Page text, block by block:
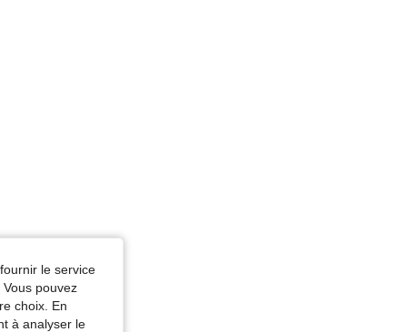
le service
pouvez
choix. En
à analyser le